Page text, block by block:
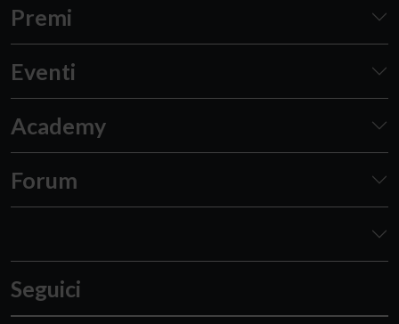
Premi
Eventi
Academy
Forum
Seguici